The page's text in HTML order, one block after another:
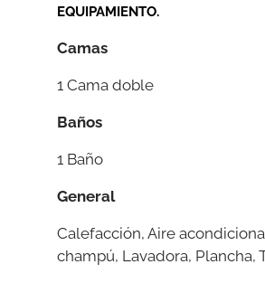
EQUIPAMIENTO.
Camas
1 Cama doble
Baños
1 Baño
General
Calefacción, Aire
champú, Lavadora, Plancha,